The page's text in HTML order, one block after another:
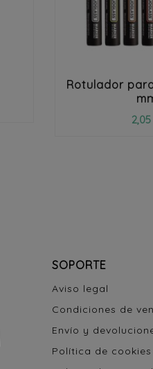
Rotulador
SOPORTE
Aviso legal
Condiciones de
Envío y
Política de cookies